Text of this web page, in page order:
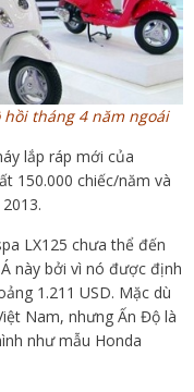
tháng 4 năm ngoái
lắp ráp mới của
150.000 chiếc/năm và
LX125 chưa thể đến
này bởi vì nó được định
1.211 USD. Mặc dù
Nam, nhưng Ấn Độ là
như mẫu Honda